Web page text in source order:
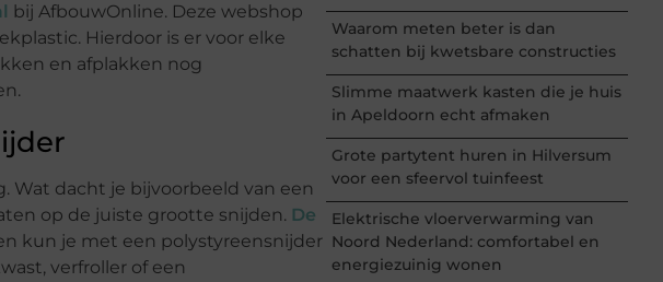
bij AfbouwOnline. Deze webshop
Hierdoor is er voor elke
en afplakken nog
Wat dacht je bijvoorbeeld van een
op de juiste grootte snijden. De
kun je met een polystyreensnijder
verfroller of een
Waarom meten beter is dan
schatten bij kwetsbare constructies
Slimme maatwerk kasten die je huis
in Apeldoorn echt afmaken
Grote partytent huren in Hilversum
voor een sfeervol tuinfeest
Elektrische vloerverwarming van
Noord Nederland: comfortabel en
energiezuinig wonen